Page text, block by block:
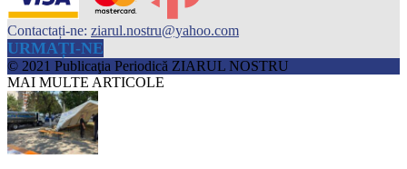
Contactați-ne: ziarul.nostru@yahoo.com
URMAȚI-NE
© 2021 Publicaţia Periodică ZIARUL NOSTRU
MAI MULTE ARTICOLE